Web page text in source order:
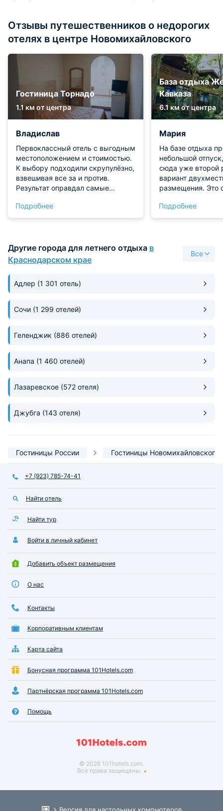
Отзывы путешественников о недорогих
отелях в центре Новомихайловского
Гостиница Торнадо
1.1 км от центра
Владислав
Первоклассный отель с выгодным
местоположением и стоимостью.
К выбору подходили скрупулёзно,
взвешивая все за и против.
Результат оправдал самые
превосходные предпосылки для
отдыха. Комната спланирована
стильное убранство завершает
образ.
Подробнее
База отдыха
Кавказа
6.1 км от центра
Мария
На базе отдыха
небольшой
сюда уже второй
вариант
размещения. Это
уступает по
просто меньше.
побережье.
Подробнее
Другие города для летнего отдыха в
Краснодарском крае
Все
Адлер (1 301 отель)
Сочи (1 299 отелей)
Геленджик (886 отелей)
Анапа (1 460 отелей)
Лазаревское (572 отеля)
Джубга (143 отеля)
Гостиницы России Гостиницы Новомихайловского
+7 (923) 785-74-41
Найти отель
Найти тур
Войти в личный кабинет
Добавить объект размещения
О нас
Контакты
Корпоративным клиентам
Карта сайта
Бонусная программа 101Hotels.com
Партнёрская программа 101Hotels.com
Помощь
© 2026 101hotels.com.
Все права защищены.